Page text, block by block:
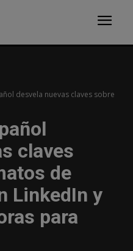
desvela nuevas claves sobre
claves
de
LinkedIn y
para